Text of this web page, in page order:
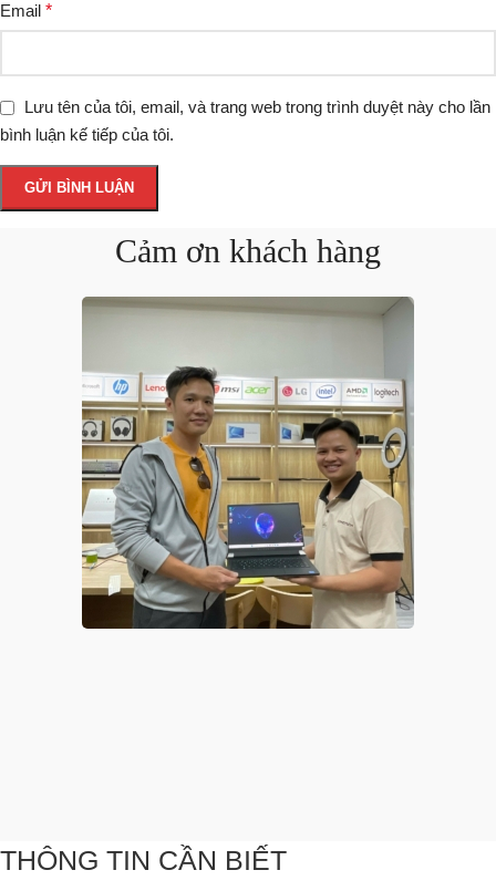
Email *
Lưu tên của tôi, email, và trang web trong trình duyệt này cho lần
bình luận kế tiếp của tôi.
Cảm ơn khách hàng
THÔNG TIN CẦN BIẾT